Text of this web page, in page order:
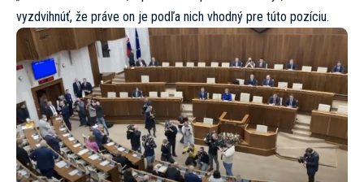
vyzdvihnúť, že práve on je podľa nich vhodný pre túto pozíciu.